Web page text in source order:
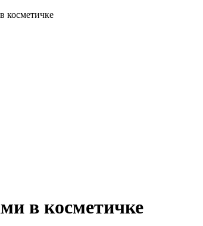
косметичке
в косметичке